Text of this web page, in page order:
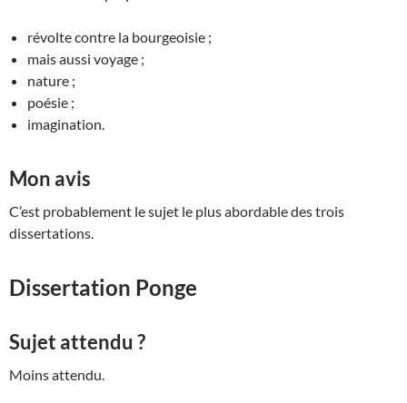
révolte contre la bourgeoisie ;
mais aussi voyage ;
nature ;
poésie ;
imagination.
Mon avis
C’est probablement le sujet le plus abordable des trois
dissertations.
Dissertation Ponge
Sujet attendu ?
Moins attendu.